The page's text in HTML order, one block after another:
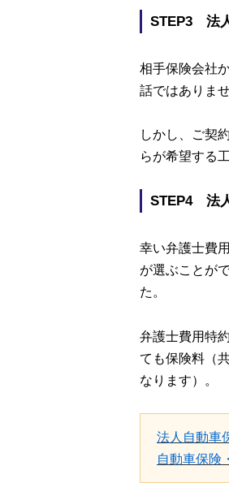
STEP3 法
相手保険会社
話ではありま
しかし、ご契
らが希望する
STEP4 法
幸い弁護士費
が選ぶことが
た。
弁護士費用特
ても保険料（
なります）。
法人自動車
自動車保険